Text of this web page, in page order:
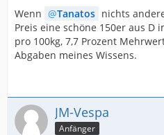
Wenn Tanatos nichts
Preis eine schöne 150er aus D
pro 100kg, 7,7 Prozent
Abgaben meines Wissens.
JM-Vespa
Anfänger